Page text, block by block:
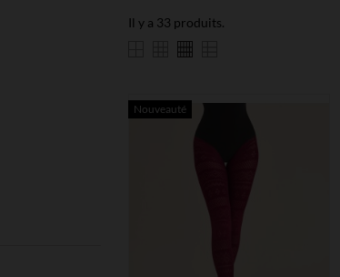
Il y a 33 produits.
Nouveauté